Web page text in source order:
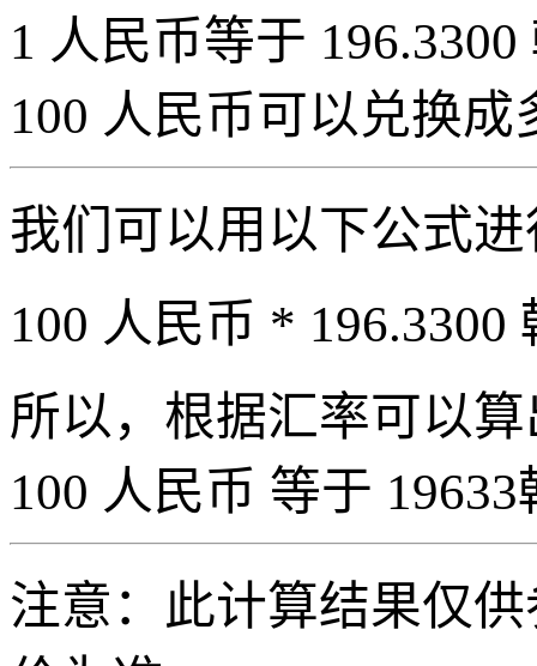
1 人民币等于
100 人民币可以兑换成
我们可以用以下公式
100 人民币 * 196.3300
所以，根据汇率可以
100 人民币 等于
注意：此计算结果仅